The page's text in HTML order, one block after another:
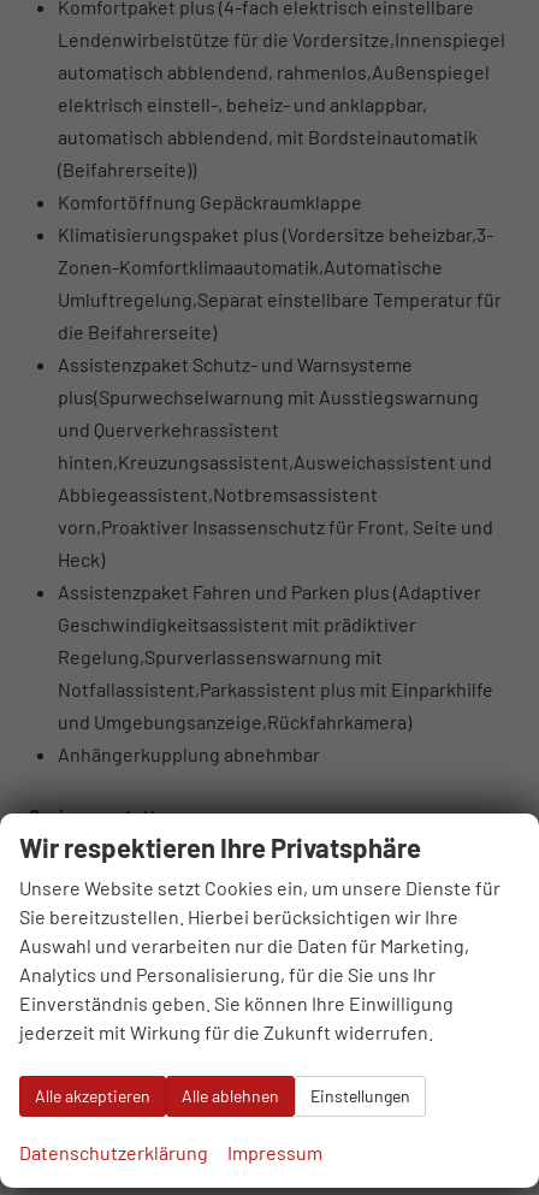
Komfortpaket plus (4-fach elektrisch einstellbare
Lendenwirbelstütze für die Vordersitze,Innenspiegel
automatisch abblendend, rahmenlos,Außenspiegel
elektrisch einstell-, beheiz- und anklappbar,
automatisch abblendend, mit Bordsteinautomatik
(Beifahrerseite))
Komfortöffnung Gepäckraumklappe
Klimatisierungspaket plus (Vordersitze beheizbar,3-
Zonen-Komfortklimaautomatik,Automatische
Umluftregelung,Separat einstellbare Temperatur für
die Beifahrerseite)
Assistenzpaket Schutz- und Warnsysteme
plus(Spurwechselwarnung mit Ausstiegswarnung
und Querverkehrassistent
hinten,Kreuzungsassistent,Ausweichassistent und
Abbiegeassistent,Notbremsassistent
vorn,Proaktiver Insassenschutz für Front, Seite und
Heck)
Assistenzpaket Fahren und Parken plus (Adaptiver
Geschwindigkeitsassistent mit prädiktiver
Regelung,Spurverlassenswarnung mit
Notfallassistent,Parkassistent plus mit Einparkhilfe
und Umgebungsanzeige,Rückfahrkamera)
Anhängerkupplung abnehmbar
Serienausstattung
Sonstiges
7-Gang-Automatikgetriebe
Ambiente-Beleuchtungspaket
Audi connect Notruf & Service
MMI Radio plus mit MMI touch
Audi Phone Box light
Audi pre sense front
Audi virtuelles Cockpit
Bordliteratur auf Deutsch
Wir respektieren Ihre Privatsphäre
Unsere Website setzt Cookies ein, um unsere Dienste für
Sie bereitzustellen. Hierbei berücksichtigen wir Ihre
Auswahl und verarbeiten nur die Daten für Marketing,
Analytics und Personalisierung, für die Sie uns Ihr
Einverständnis geben. Sie können Ihre Einwilligung
jederzeit mit Wirkung für die Zukunft widerrufen.
Alle akzeptieren Alle ablehnen Einstellungen
Datenschutzerklärung Impressum